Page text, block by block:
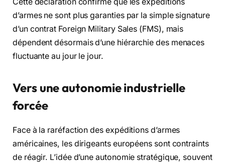
d’armes ne sont plus garanties par la simple signature
d’un contrat Foreign Military Sales (FMS), mais
dépendent désormais d’une hiérarchie des menaces
fluctuante au jour le jour.
Vers une autonomie industrielle
forcée
Face à la raréfaction des expéditions d’armes
américaines, les dirigeants européens sont contraints
de réagir. L’idée d’une autonomie stratégique, souvent